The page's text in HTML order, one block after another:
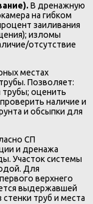
В дренажную
на гибком
заиливания
изломы
отсутствие
местах
Позволяет:
трубы; оценить
наличие и
и обсыпки для
СП
и дренажа
Участок системы
Для
верхнего
выдержавшей
труб и места